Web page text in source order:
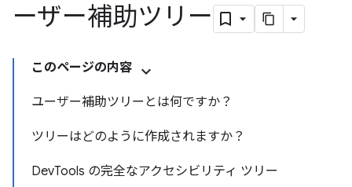
ーザー補助ツリー
このページの内容
ユーザー補助ツリーとは何ですか？
ツリーはどのように作成されますか？
DevTools の完全なアクセシビリティ ツリー